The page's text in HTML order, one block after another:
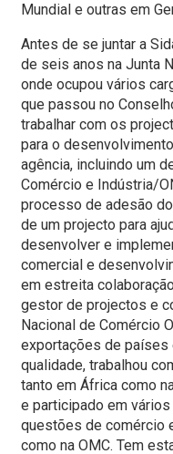
Mundial e outras em
Antes de se juntar a
de seis anos na Junta
onde ocupou vários
que passou no
trabalhar com os
para o
agência, incluindo um
Comércio e Indústria/
processo de adesão
de um projecto para
desenvolver e
comercial e
em estreita
gestor de projectos e
Nacional de Comércio
exportações de países
qualidade, trabalhou
tanto em África como
e participado em
questões de comércio
como na OMC. Tem